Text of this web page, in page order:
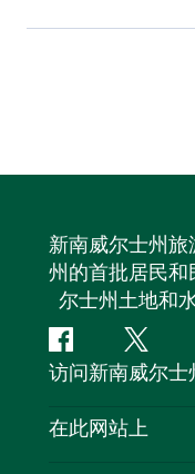
新南威尔士州
州的首批居民和
尔士州土地和
Facebook叽
叽
喳
访问新南威尔士
联系我们
在此网站上